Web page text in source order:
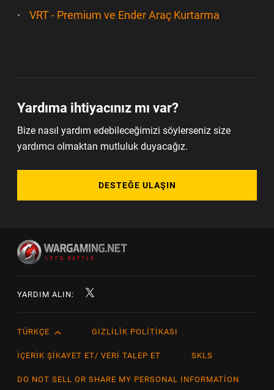
VRT - Premium ve Ender Araç Kurtarma
Yardıma ihtiyacınız mı var?
Bize nasıl yardım edebileceğimizi söylerseniz size
yardımcı olmaktan mutluluk duyacağız.
DESTEĞE ULAŞIN
YARDIM ALIN:
English
Čeština
TÜRKÇE GIZLILIK POLITIKASI
İÇERIK ŞIKAYET ET/ VERI TALEP ET SKLS
DO NOT SELL OR SHARE MY PERSONAL INFORMATION